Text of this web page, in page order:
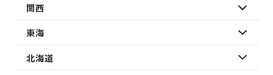
関西
東海
北海道